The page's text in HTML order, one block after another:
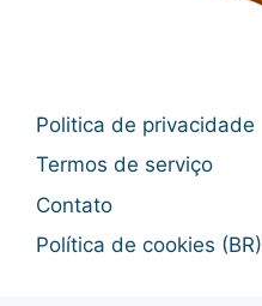
Politica de privacidade
Termos de serviço
Contato
Política de cookies (BR)